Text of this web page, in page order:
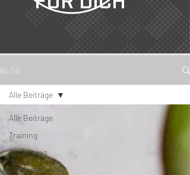
BLOG
Alle Beiträge
Training
Ernährung
Fit Mama
Alle Beiträge